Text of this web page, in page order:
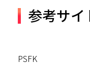
参考サイ
PSFK